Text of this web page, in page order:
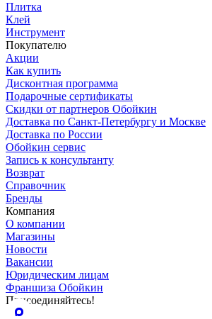
Плитка
Клей
Инструмент
Покупателю
Акции
Как купить
Дисконтная программа
Подарочные сертификаты
Скидки от партнеров Обойкин
Доставка по Санкт-Петербургу и Москве
Доставка по России
Обойкин сервис
Запись к консультанту
Возврат
Справочник
Бренды
Компания
О компании
Магазины
Новости
Вакансии
Юридическим лицам
Франшиза Обойкин
Присоединяйтесь!